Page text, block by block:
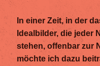
In einer Zeit, in der
Idealbilder, die jeder
stehen, offenbar zur
möchte ich dazu